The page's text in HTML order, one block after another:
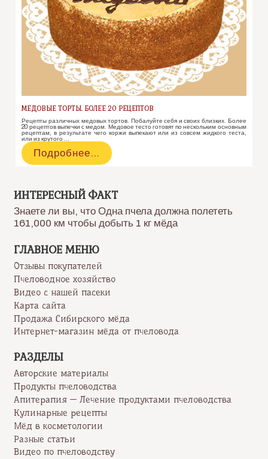
МЕДОВЫЕ ТОРТЫ. БОЛЕЕ 20 РЕЦЕПТОВ
Рецепты различных медовых тортов. Побалуйте себя и своих близких. Более
20 рецептов выпечки с медом. Медовое тесто готовят по нескольким основным
рецептам, в результате чего коржи выпекают или из совсем жидкого теста,
или из крутого …
Медовые
торты.
рецептов
Подробнее…
ИНТЕРЕСНЫЙ ФАКТ
Знаете ли вы, что Одна пчела должна полететь
161,000 км чтобы добыть 1 кг мёда
ГЛАВНОЕ МЕНЮ
Отзывы покупателей
Пчеловодное хозяйство
Видео с нашей пасеки
Карта сайта
Продажа Сибирского мёда
Интернет-магазин мёда от пчеловода
РАЗДЕЛЫ
Авторские материалы
Продукты пчеловодства
Апитерапия — Лечение продуктами пчеловодства
Кулинарные рецепты
Мёд в косметологии
Разные статьи
Видео по пчеловодству